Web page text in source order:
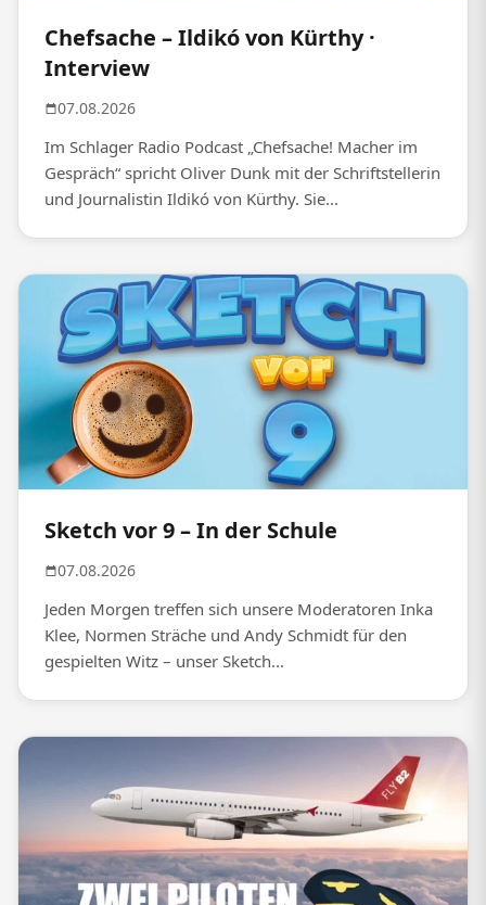
Chefsache – Ildikó von Kürthy ·
Interview
07.08.2026
Im Schlager Radio Podcast „Chefsache! Macher im
Gespräch“ spricht Oliver Dunk mit der Schriftstellerin
und Journalistin Ildikó von Kürthy. Sie...
Sketch vor 9 – In der Schule
07.08.2026
Jeden Morgen treffen sich unsere Moderatoren Inka
Klee, Normen Sträche und Andy Schmidt für den
gespielten Witz – unser Sketch...